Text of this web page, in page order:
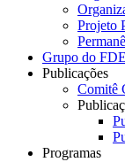
Projeto
Grupo do
Publicações
Comitê
Programas